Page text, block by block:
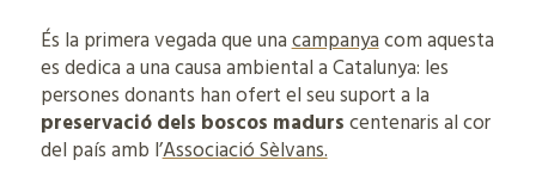
És la primera vegada que unacampanyacom aquesta
es dedica a una causa ambiental a Catalunya: les
persones donants han ofert el seu suport a la
preservació dels boscos madurscentenaris al cor
del país amb l’Associació Sèlvans.